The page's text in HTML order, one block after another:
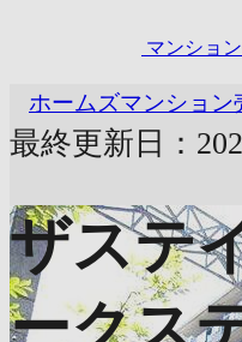
マンショ
ホームズマンション
最終更新日：
ザステ